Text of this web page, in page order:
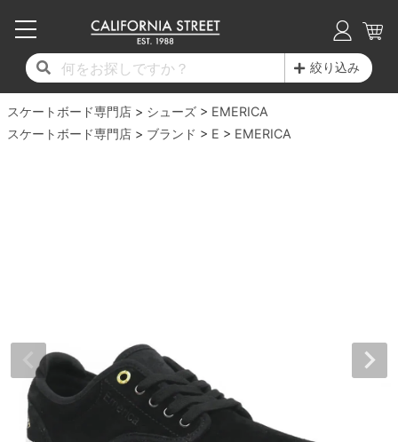
絞り込み
スケートボード専門店 シューズ
EMERICA
スケートボード専門店
ブランド E EMERICA
17時までのご注文は当日発送！
11,000円以上で送料無料！
毎月1日はポイント5倍！10日と20日は3倍！
17時までのご注文は当日発送！
11,000円以上で送料無料！
毎月1日はポイント5倍！10日と20日は3倍！
子供用デッキ
7.0inch以下
7.7inch
7.8inch
7.9inch
17時までのご注文は当日発送！
11,000円以上で送料無料！
毎月1日はポイント5倍！10日と20日は3倍！
7.0inch以下
7.2inch
7.8inch
7.9inch
8.0inch
17時までのご注文は当日発送！
11,000円以上で送料無料！
毎月1日はポイント5倍！10日と20日は3倍！
50mm
51mm
56mm
57mm
58mm
ボーンズ XF（エックスフォーミュラ）
ボーンズ STF（エスティーエフ）
デッキテープ
17時までのご注文は当日発送！
11,000円以上で送料無料！
毎月1日はポイント5倍！10日と20日は3倍！
20cm
21cm
24cm
24.5cm
25cm
シューレース・その他
17時までのご注文は当日発送！
11,000円以上で送料無料！
毎月1日はポイント5倍！10日と20日は3倍！
トレーナー・セーター
パンツ
17時までのご注文は当日発送！
11,000円以上で送料無料！
毎月1日はポイント5倍！10日と20日は3倍！
17時までのご注文は当日発送！
11,000円以上で送料無料！
毎月1日はポイント5倍！10日と20日は3倍！
INFO
スケートパーク情報
17時までのご注文は当日発送！
11,000円以上で送料無料！
毎月1日はポイント5倍！10日と20日は3倍！
プライバシーポリシー
特定商取引法に基づく表記